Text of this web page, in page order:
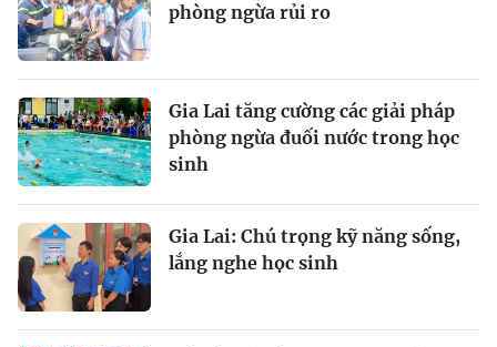
phòng ngừa rủi ro
Gia Lai tăng cường các giải pháp
phòng ngừa đuối nước trong học
sinh
Gia Lai: Chú trọng kỹ năng sống,
lắng nghe học sinh